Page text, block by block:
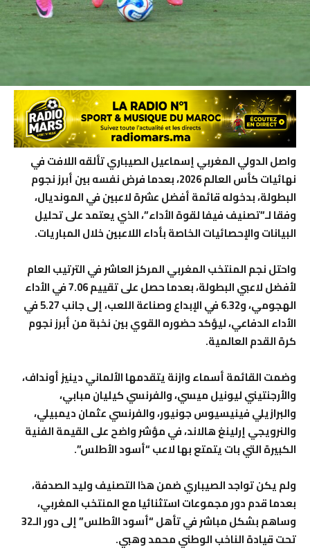
واصل الدولي المغربي إسماعيل الصيباري تألقه اللافت في
نهائيات كأس العالم 2026، بعدما فرض نفسه بين أبرز نجوم
البطولة، بدخوله قائمة أفضل عشرة لاعبين في المونديال،
وفقا لـ”تصنيف فيفا لقوة الأداء”، الذي يعتمد على تحليل
البيانات والإحصائيات الخاصة بأداء اللاعبين خلال المباريات.
واحتل نجم المنتخب المغربي المركز العاشر في الترتيب العام
لأفضل لاعبي البطولة، بعدما حصل على تقييم 7.06 في الأداء
الهجومي، و6.32 في الإبداع وصناعة اللعب، إلى جانب 5.27 في
الأداء الدفاعي، ليؤكد حضوره القوي بين نخبة من أبرز نجوم
كرة القدم العالمية.
وضمت القائمة أسماء وازنة يتقدمها الألماني دينيز أونداف،
والأرجنتيني ليونيل ميسي، والفرنسي كيليان مبابي،
والبرازيلي فينيسيوس جونيور، والفرنسي عثمان ديمبيلي،
والنرويجي إرلينغ هالاند، في مؤشر واضح على القيمة الفنية
الكبيرة التي بات يتمتع بها لاعب “أسود الأطلس”.
ولم يكن تواجد الصيباري ضمن هذا التصنيف وليد الصدفة،
بعدما قدم دور مجموعات استثنائيا مع المنتخب المغربي،
وساهم بشكل مباشر في تأهل “أسود الأطلس” إلى دور الـ32
تحت قيادة الناخب الوطني محمد وهبي.